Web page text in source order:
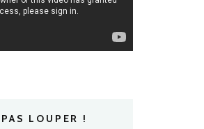
LOUPER !